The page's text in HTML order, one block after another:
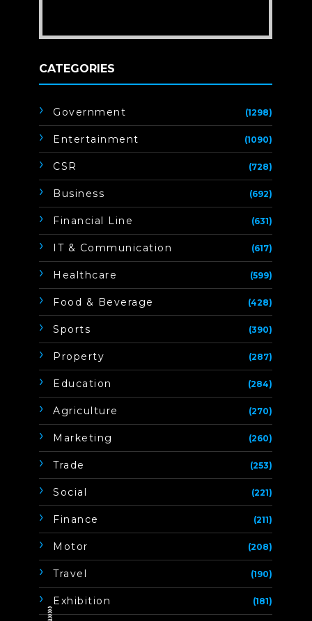
CATEGORIES
Government (1298)
Entertainment (1090)
CSR (728)
Business (692)
Financial Line (631)
IT & Communication (617)
Healthcare (599)
Food & Beverage (428)
Sports (390)
Property (287)
Education (284)
Agriculture (270)
Marketing (260)
Trade (253)
Social (221)
Finance (211)
Motor (208)
Travel (190)
Exhibition (181)